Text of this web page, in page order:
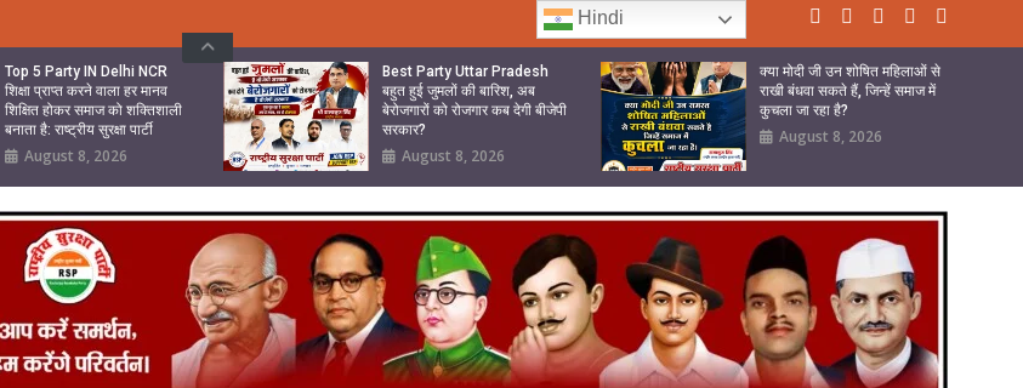
Top 5 Party IN Delhi NCR
शिक्षा प्राप्त करने वाला हर मानव
शिक्षित होकर समाज को शक्तिशाली
बनाता है: राष्ट्रीय सुरक्षा पार्टी
August 8, 2026
Best Party Uttar Pradesh
बहुत हुई जुमलों की बारिश, अब
बेरोजगारों को रोजगार कब देगी बीजेपी
सरकार?
August 8, 2026
क्या मोदी जी उन शोषित महिलाओं से
राखी बंधवा सकते हैं, जिन्हें समाज में
कुचला जा रहा है?
August 8, 2026
Hindi